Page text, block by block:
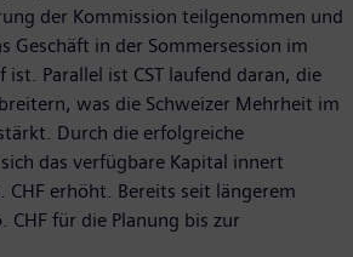
der Kommission teilgenommen und
Geschäft in der Sommersession im
ist. Parallel ist CST laufend daran, die
was die Schweizer Mehrheit im
Durch die erfolgreiche
das verfügbare Kapital innert
erhöht. Bereits seit längerem
CHF für die Planung bis zur